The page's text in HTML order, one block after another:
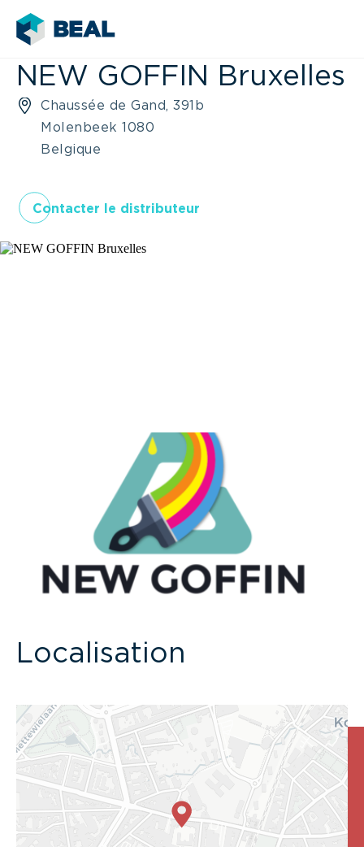
NEW GOFFIN Bruxelles
Chaussée de Gand, 391b
Molenbeek 1080
Belgique
Contacter le distributeur
Localisation